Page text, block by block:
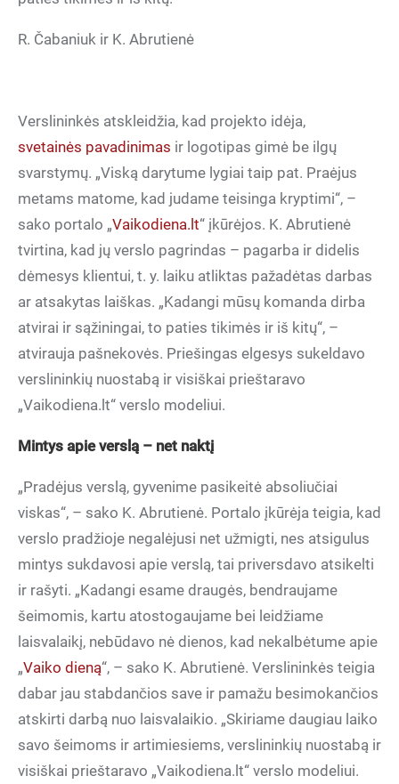
R. Čabaniuk ir K. Abrutienė
‏Verslininkės atskleidžia, kad projekto idėja,
svetainės pavadinimas ir logotipas gimė be ilgų
svarstymų. „Viską darytume lygiai taip pat. Praėjus
metams matome, kad judame teisinga kryptimi“, –
sako portalo „Vaikodiena.lt“ įkūrėjos. K. Abrutienė
tvirtina, kad jų verslo pagrindas – pagarba ir didelis
dėmesys klientui, t. y. laiku atliktas pažadėtas darbas
ar atsakytas laiškas. „Kadangi mūsų komanda dirba
atvirai ir sąžiningai, to paties tikimės ir iš kitų“, –
atvirauja pašnekovės. Priešingas elgesys sukeldavo
verslininkių nuostabą ir visiškai prieštaravo
„Vaikodiena.lt“ verslo modeliui.
Mintys apie verslą – net naktį
viskas“, – sako K. Abrutienė. Portalo įkūrėja teigia, kad
verslo pradžioje negalėjusi net užmigti, nes atsigulus
mintys sukdavosi apie verslą, tai priversdavo atsikelti
ir rašyti. „Kadangi esame draugės, bendraujame
šeimomis, kartu atostogaujame bei leidžiame
laisvalaikį, nebūdavo nė dienos, kad nekalbėtume apie
„Vaiko dieną“, – sako K. Abrutienė. Verslininkės teigia
dabar jau stabdančios save ir pamažu besimokančios
atskirti darbą nuo laisvalaikio. „Skiriame daugiau laiko
savo šeimoms ir artimiesiems, verslininkių nuostabą ir
visiškai prieštaravo „Vaikodiena.lt“ verslo modeliui.